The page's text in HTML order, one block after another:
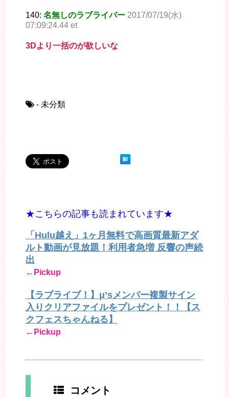
140: 名無しのラブライバー 2017/07/19(水)
07:09:24.44 et
3Dより一括のが欲しいな
- 未分類
★こちらの記事も読まれています★
「Hulu越え」1ヶ月無料で高画質最新アダ
ルト動画が見放題！利用者急増 反響の声続
出
←Pickup
【ラブライブ！】μ’sメンバー複製サイン
入りクリアファイルをプレゼント！！【ス
クフェスちゃんねる】
←Pickup
コメント